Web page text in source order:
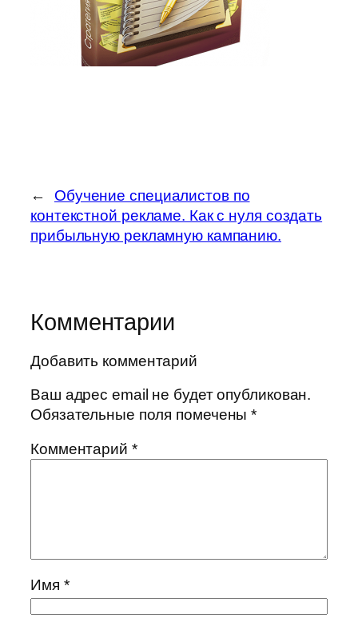
←
Обучение специалистов по
контекстной рекламе. Как с нуля создать
прибыльную рекламную кампанию.
Комментарии
Добавить комментарий
Ваш адрес email не будет опубликован.
Обязательные поля помечены*
Комментарий *
Имя *